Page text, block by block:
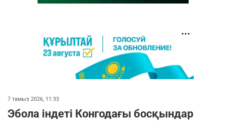
7 тамыз 2026, 11:33
Эбола індеті Конгодағы босқындар